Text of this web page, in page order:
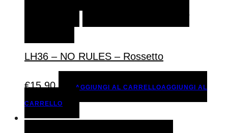
LH36 – NO RULES – Rossetto
€15,90 AGGIUNGI AL CARRELLOAGGIUNGI AL
CARRELLO